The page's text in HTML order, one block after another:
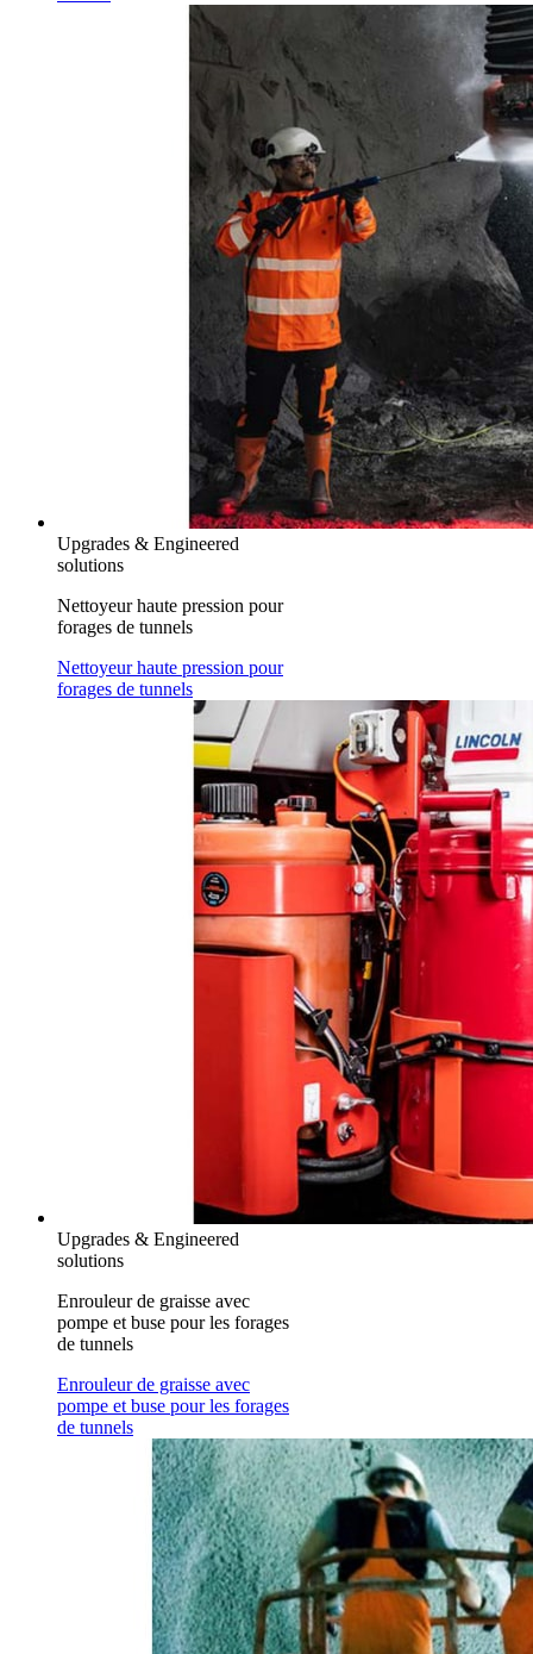
Upgrades & Engineered
solutions
Nettoyeur haute pression pour
forages de tunnels
Nettoyeur haute pression pour
forages de tunnels
Upgrades & Engineered
solutions
Enrouleur de graisse avec
pompe et buse pour les forages
de tunnels
Enrouleur de graisse avec
pompe et buse pour les forages
de tunnels